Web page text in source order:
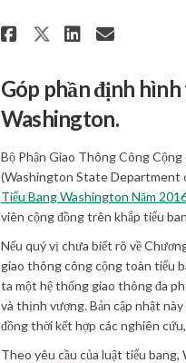
Share Sự kiện
Share Sự
Share
Email
Góp phần định
Washington.
Bộ Phận Giao Thông Công
(Washington State Department
Tiểu Bang Washington Năm
viên cộng đồng trên khắp tiểu
Nếu quý vị chưa biết rõ về
giao thông công cộng toàn tiểu
ta một hệ thống giao thông đa
và thịnh vượng. Bản cập nhật
đồng thời kết hợp các nghiên
Theo yêu cầu của luật tiểu